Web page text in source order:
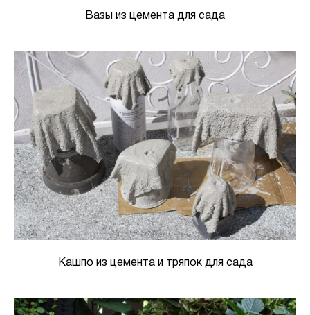
Вазы из цемента для сада
Кашпо из цемента и тряпок для сада